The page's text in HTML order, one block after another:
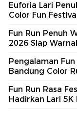
Euforia Lari
Color Fun
Fun Run Penuh
2026 Siap
Pengalaman
Bandung Color
Fun Run Rasa
Hadirkan Lari